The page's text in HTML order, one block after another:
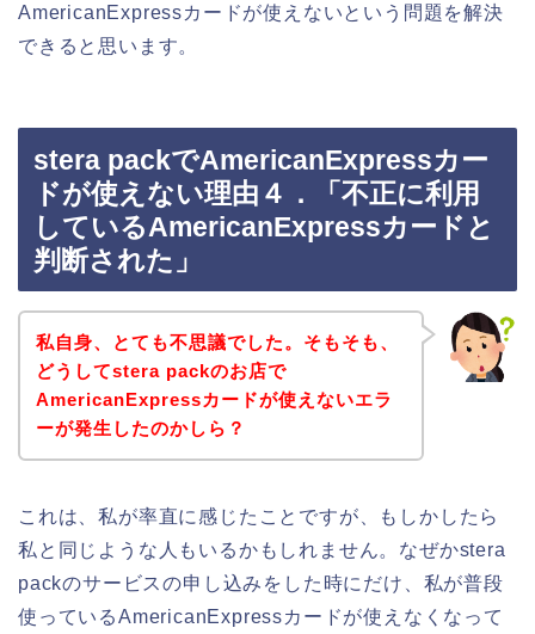
AmericanExpressカードが使えないという問題を解決
できると思います。
stera packでAmericanExpressカー
ドが使えない理由４．「不正に利用
しているAmericanExpressカードと
判断された」
私自身、とても不思議でした。そもそも、
どうしてstera packのお店で
AmericanExpressカードが使えないエラ
ーが発生したのかしら？
これは、私が率直に感じたことですが、もしかしたら
私と同じような人もいるかもしれません。なぜかstera
packのサービスの申し込みをした時にだけ、私が普段
使っているAmericanExpressカードが使えなくなって